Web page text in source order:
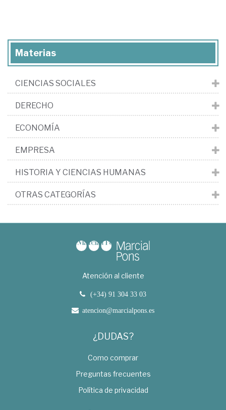
Materias
CIENCIAS SOCIALES
DERECHO
ECONOMÍA
EMPRESA
HISTORIA Y CIENCIAS HUMANAS
OTRAS CATEGORÍAS
Atención al cliente
(+34) 91 304 33 03
atencion@marcialpons.es
¿DUDAS?
Como comprar
Preguntas frecuentes
Política de privacidad